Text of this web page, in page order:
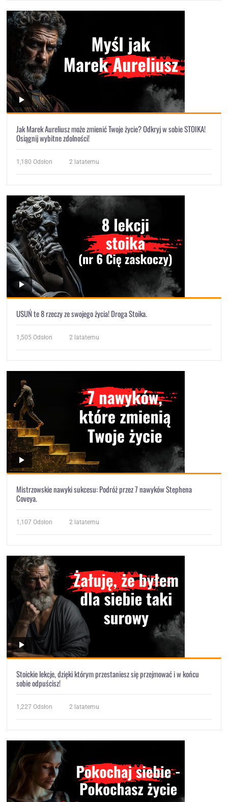
Jak Marek Aureliusz może zmienić Twoje życie? Odkryj w sobie STOIKA!
Osiągnij wybitne zdolności!
1,180 Odsłon 2 latatemu
USUŃ te 8 rzeczy ze swojego życia! Droga Stoika.
1,505 Odsłon 2 latatemu
Mistrzowskie nawyki sukcesu: Podróż przez 7 nawyków Stephena
Coveya.
1,107 Odsłon 2 latatemu
Stoickie lekcje, dzięki którym przestaniesz się przejmować i w końcu
sobie odpuścisz!
1,227 Odsłon 2 latatemu